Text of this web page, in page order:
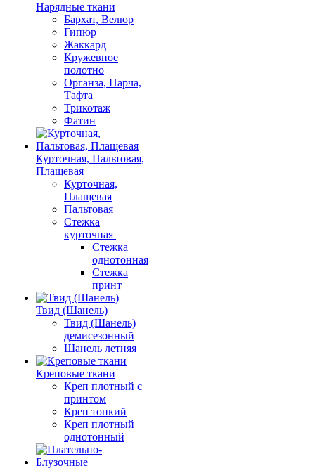
Нарядные ткани
Бархат, Велюр
Гипюр
Жаккард
Кружевное
полотно
Органза, Парча,
Тафта
Трикотаж
Фатин
Курточная, Пальтовая,
Плащевая
Курточная,
Плащевая
Пальтовая
Стежка
курточная
Стежка
однотонная
Стежка
принт
Твид (Шанель)
Твид (Шанель)
демисезонный
Шанель летняя
Креповые ткани
Креп плотный с
принтом
Креп тонкий
Креп плотный
однотонный